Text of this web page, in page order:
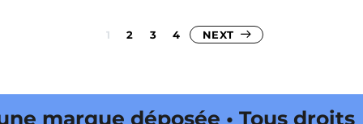
Pagination
1 2 3 4 NEXT
déposée • Tous droits